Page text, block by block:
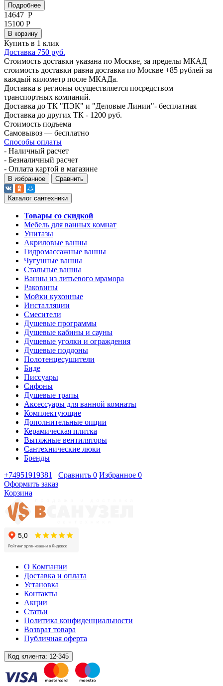
Подробнее
14647 Р
15100 Р
В корзину
Купить в 1 клик
Доставка 750 руб.
Стоимость доставки указана по Москве, за пределы МКАД
стоимость доставки равна доставка по Москве +85 рублей за
каждый километр после МКАДа.
Доставка в регионы осуществляется посредством
транспортных компаний.
Доставка до ТК "ПЭК" и "Деловые Линии"- бесплатная
Доставка до других ТК - 1200 руб.
Стоимость подъема
Самовывоз — бесплатно
Способы оплаты
- Наличный расчет
- Безналичный расчет
- Оплата картой в магазине
В избранное Сравнить
Каталог сантехники
Товары со скидкой
Мебель для ванных комнат
Унитазы
Акриловые ванны
Гидромассажные ванны
Чугунные ванны
Стальные ванны
Ванны из литьевого мрамора
Раковины
Мойки кухонные
Инсталляции
Смесители
Душевые программы
Душевые кабины и сауны
Душевые уголки и ограждения
Душевые поддоны
Полотенцесушители
Биде
Писсуары
Сифоны
Душевые трапы
Аксессуары для ванной комнаты
Комплектующие
Дополнительные опции
Керамическая плитка
Вытяжные вентиляторы
Сантехнические люки
Бренды
+74951919381
Сравнить 0 Избранное 0
Оформить заказ
Корзина
О Компании
Доставка и оплата
Установка
Контакты
Акции
Статьи
Политика конфиденциальности
Возврат товара
Публичная оферта
Код клиента: 12-345